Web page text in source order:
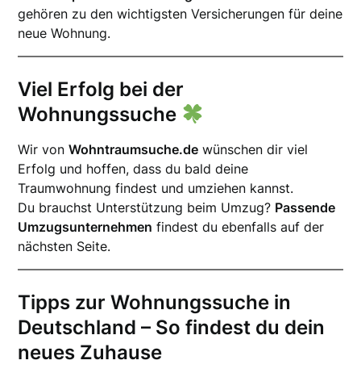
gehören zu den wichtigsten Versicherungen für deine
neue Wohnung.
Viel Erfolg bei der
Wohnungssuche
Wir vonWohntraumsuche.de wünschen dir viel
Erfolg und hoffen, dass du bald deine
Traumwohnung findest und umziehen kannst.
Du brauchst Unterstützung beim Umzug? Passende
Umzugsunternehmen findest du ebenfalls auf der
nächsten Seite.
Tipps zur Wohnungssuche in
Deutschland – So findest du dein
neues Zuhause